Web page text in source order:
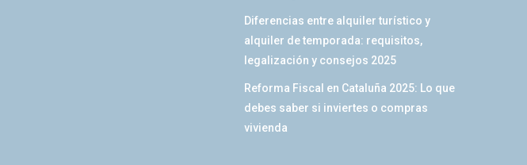
Diferencias entre alquiler turístico y
alquiler de temporada: requisitos,
legalización y consejos 2025
Reforma Fiscal en Cataluña 2025: Lo que
debes saber si inviertes o compras
vivienda